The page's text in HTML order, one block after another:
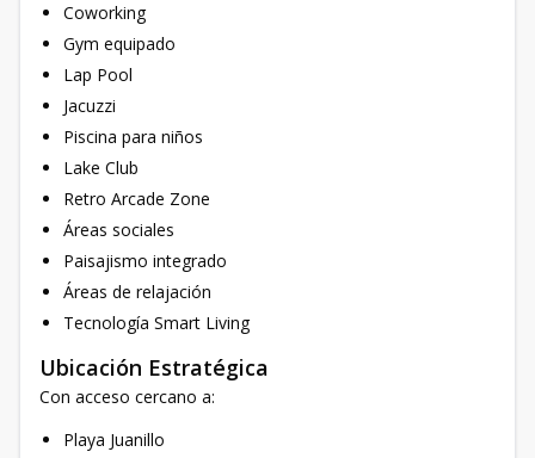
Coworking
Gym equipado
Lap Pool
Jacuzzi
Piscina para niños
Lake Club
Retro Arcade Zone
Áreas sociales
Paisajismo integrado
Áreas de relajación
Tecnología Smart Living
Ubicación Estratégica
Con acceso cercano a:
Playa Juanillo